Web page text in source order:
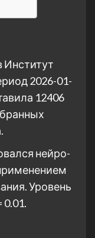
Институт
2026-01-
12406
нейро-
Уровень
0.01.